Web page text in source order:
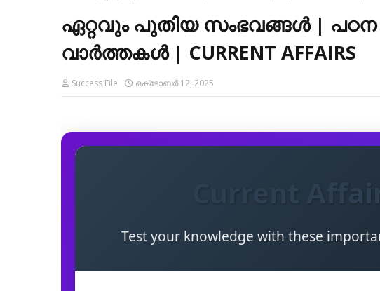
ഏറ്റവും പുതിയ സംഭവങ്ങൾ |
വാർത്തകൾ | CURRENT AFFAIRS
Success File ഒക്‌ടോബർ 12, 2025
Current
Test your knowledge with these